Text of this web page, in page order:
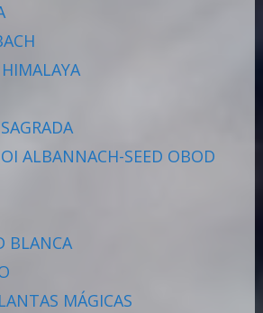
ALBANNACH-SEED OBOD
BLANCA
MÁGICAS